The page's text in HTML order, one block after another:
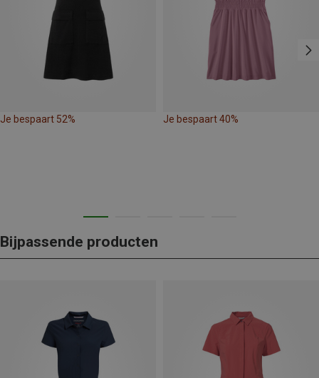
Je bespaart 52% Je bespaart 40%
Bijpassende producten